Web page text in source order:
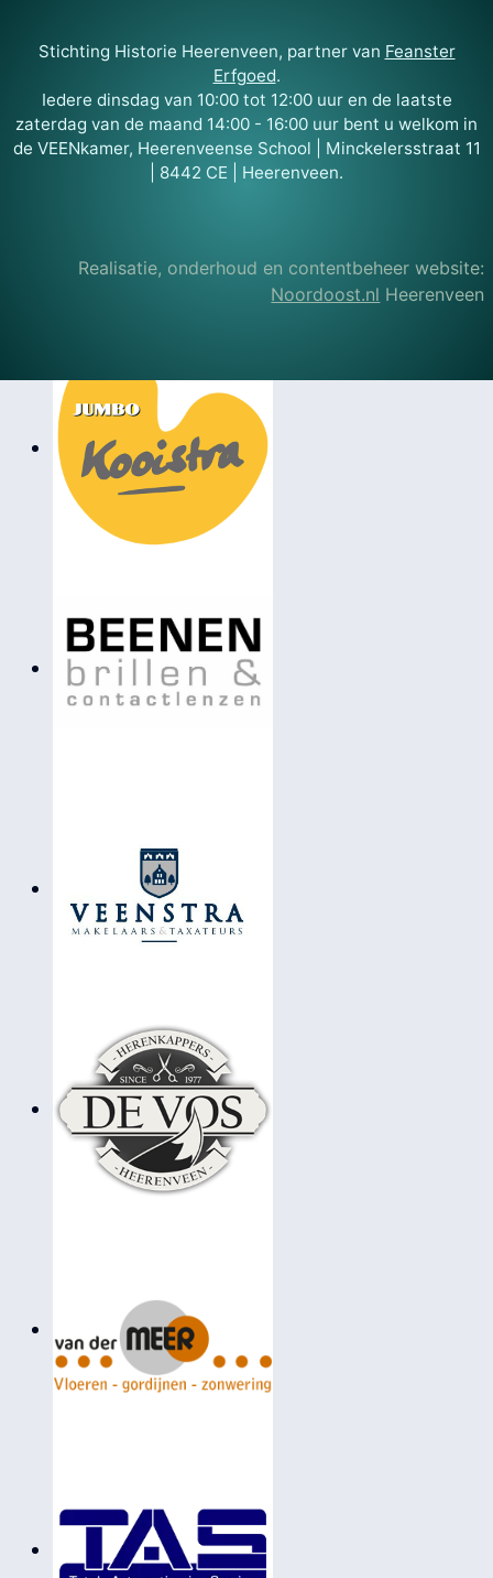
Stichting Historie Heerenveen, partner van Feanster
Erfgoed.
Iedere dinsdag van 10:00 tot 12:00 uur en de laatste
zaterdag van de maand 14:00 - 16:00 uur bent u welkom in
de VEENkamer, Heerenveense School | Minckelersstraat 11
| 8442 CE | Heerenveen.
Realisatie, onderhoud en contentbeheer website:
Noordoost.nl Heerenveen